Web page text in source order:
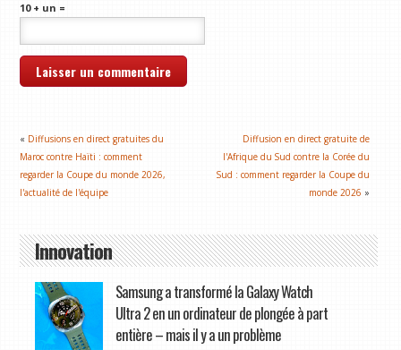
10 + un =
« Diffusions en direct gratuites du
Maroc contre Haïti : comment
regarder la Coupe du monde 2026,
l'actualité de l'équipe
Diffusion en direct gratuite de
l'Afrique du Sud contre la Corée du
Sud : comment regarder la Coupe du
monde 2026 »
Innovation
Samsung a transformé la Galaxy Watch
Ultra 2 en un ordinateur de plongée à part
entière – mais il y a un problème